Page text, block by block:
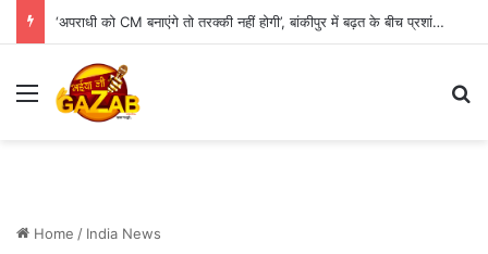
‘अपराधी को CM बनाएंगे तो तरक्की नहीं होगी’, बांकीपुर में बढ़त के बीच प्रशांत किशोर का BJP पर बड़ा हमला
Menu
Home / India News